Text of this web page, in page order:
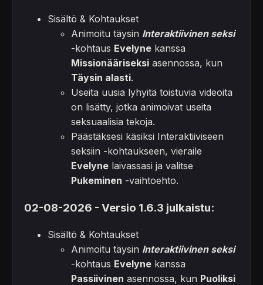
Sisältö & Kohtaukset
Animoitu täysin Interaktiivinen seksi
-kohtaus Evelyne kanssa
Missionääriseksi asennossa, kun
Täysin alasti.
Useita uusia lyhyitä toistuvia videoita
on lisätty, jotka animoivat useita
seksuaalisia tekoja.
Päästäksesi käsiksi Interaktiiviseen
seksiin -kohtaukseen, vieraile
Evelyne laivassasi ja valitse
Pukeminen -vaihtoehto.
02-08-2026 - Versio 1.6.3 julkaistu:
Sisältö & Kohtaukset
Animoitu täysin Interaktiivinen seksi
-kohtaus Evelyne kanssa
Passiivinen asennossa, kun Puoliksi